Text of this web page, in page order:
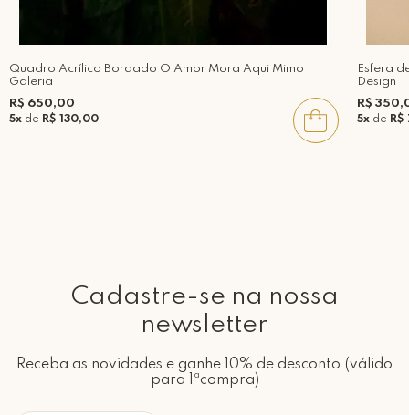
Quadro Acrílico Bordado O Amor Mora Aqui Mimo
Galeria
R$ 650,00
5x de R$ 130,00
Esfera
Design
R$
5xde
Cadastre-se na nossa
newsletter
Receba as novidades e ganhe 10% de desconto.(válido
para 1ªcompra)